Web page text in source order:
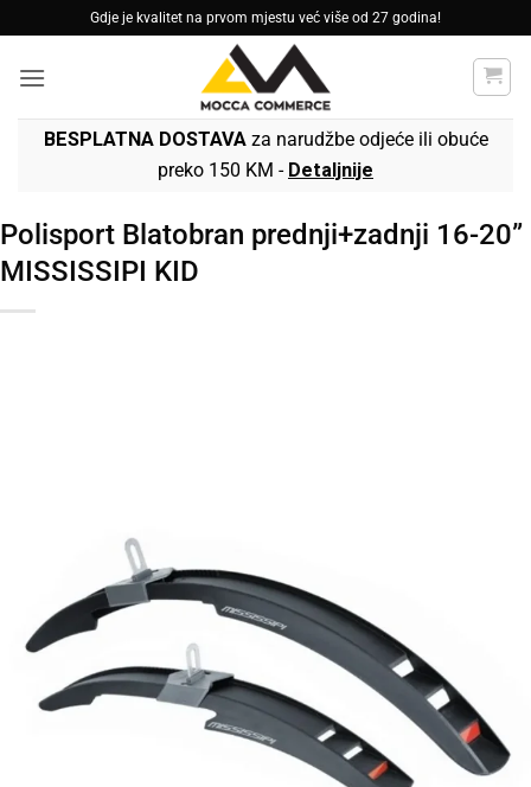
to
content
Gdje je kvalitet na prvom mjestu već više od 27 godina!
BESPLATNA DOSTAVAza narudžbe odjeće ili obuće
preko 150 KM - Detaljnije
Polisport Blatobran prednji+zadnji 16-20”
MISSISSIPI KID